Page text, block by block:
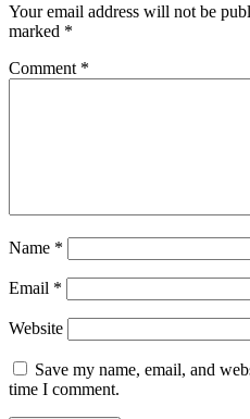
Your email address will not be
marked *
Comment *
Name *
Email *
Website
Save my name, email, and
time I comment.